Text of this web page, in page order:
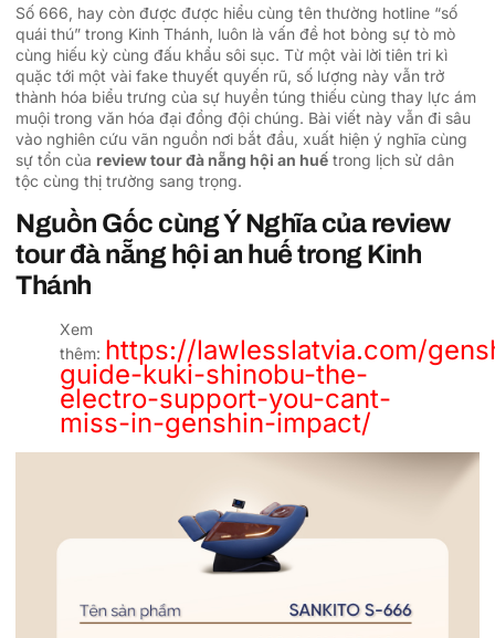
Số 666, hay còn được được hiểu cùng tên thường hotline “số
quái thú” trong Kinh Thánh, luôn là vấn đề hot bỏng sự tò mò
cùng hiếu kỳ cùng đấu khẩu sôi sục. Từ một vài lời tiên tri kì
quặc tới một vài fake thuyết quyến rũ, số lượng này vẫn trở
thành hóa biểu trưng của sự huyền túng thiếu cùng thay lực ám
muội trong văn hóa đại đồng đội chúng. Bài viết này vẫn đi sâu
vào nghiên cứu vãn nguồn nơi bắt đầu, xuất hiện ý nghĩa cùng
sự tổn của review tour đà nẵng hội an huế trong lịch sử dân
tộc cùng thị trường sang trọng.
Nguồn Gốc cùng Ý Nghĩa của review
tour đà nẵng hội an huế trong Kinh
Thánh
Xem
thêm: https://lawlesslatvia.com/
guide-kuki-shinobu-the-
electro-support-you-cant-
miss-in-genshin-impact/